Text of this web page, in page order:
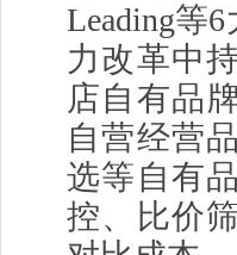
Leading等
力改革中
店自有品
自营经营
选等自有
控、比价